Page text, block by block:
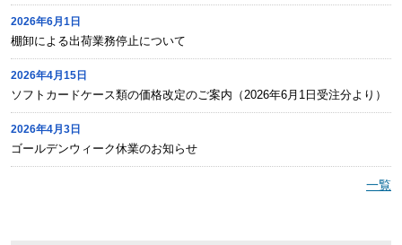
2026年6月1日
棚卸による出荷業務停止について
2026年4月15日
ソフトカードケース類の価格改定のご案内（2026年6月1日受注分より）
2026年4月3日
ゴールデンウィーク休業のお知らせ
一覧